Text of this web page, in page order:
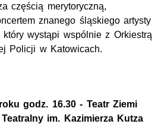
częścią merytoryczną,
znanego śląskiego artysty
który wystąpi wspólnie z Orkiestrą
Policji w Katowicach.
rokugodz. 16.30 - Teatr Ziemi
im. Kazimierza Kutza